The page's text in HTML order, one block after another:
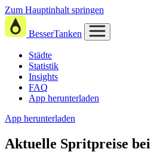
Zum Hauptinhalt springen
BesserTanken
Städte
Statistik
Insights
FAQ
App herunterladen
App herunterladen
Aktuelle Spritpreise bei